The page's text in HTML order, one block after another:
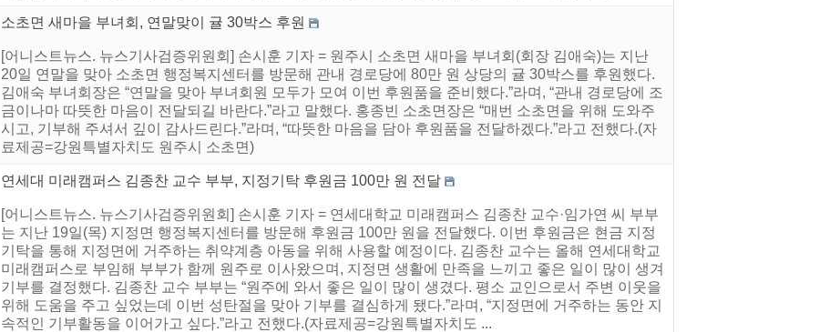
소초면 새마을 부녀회, 연말맞이 귤 30박스 후원
[어니스트뉴스. 뉴스기사검증위원회] 손시훈 기자 = 원주시 소초면 새마을 부녀회(회장 김애숙)는 지난
20일 연말을 맞아 소초면 행정복지센터를 방문해 관내 경로당에 80만 원 상당의 귤 30박스를 후원했다.
김애숙 부녀회장은 “연말을 맞아 부녀회원 모두가 모여 이번 후원품을 준비했다.”라며, “관내 경로당에 조
금이나마 따뜻한 마음이 전달되길 바란다.”라고 말했다. 홍종빈 소초면장은 “매번 소초면을 위해 도와주
시고, 기부해 주셔서 깊이 감사드린다.”라며, “따뜻한 마음을 담아 후원품을 전달하겠다.”라고 전했다.(자
료제공=강원특별자치도 원주시 소초면)
연세대 미래캠퍼스 김종찬 교수 부부, 지정기탁 후원금 100만 원 전달
[어니스트뉴스. 뉴스기사검증위원회] 손시훈 기자 = 연세대학교 미래캠퍼스 김종찬 교수·임가연 씨 부부
는 지난 19일(목) 지정면 행정복지센터를 방문해 후원금 100만 원을 전달했다. 이번 후원금은 현금 지정
기탁을 통해 지정면에 거주하는 취약계층 아동을 위해 사용할 예정이다. 김종찬 교수는 올해 연세대학교
미래캠퍼스로 부임해 부부가 함께 원주로 이사왔으며, 지정면 생활에 만족을 느끼고 좋은 일이 많이 생겨
기부를 결정했다. 김종찬 교수 부부는 “원주에 와서 좋은 일이 많이 생겼다. 평소 교인으로서 주변 이웃을
위해 도움을 주고 싶었는데 이번 성탄절을 맞아 기부를 결심하게 됐다.”라며, “지정면에 거주하는 동안 지
속적인 기부활동을 이어가고 싶다.”라고 전했다.(자료제공=강원특별자치도 ...